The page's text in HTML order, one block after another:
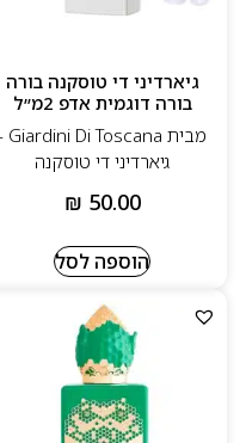
גיארדיני די טוסקנה בורה
בורה דוגמית אדפ 2מ״ל
מבית Giardini Di Toscana -
גיארדיני די טוסקנה
₪ 50.00
הוספה לסל